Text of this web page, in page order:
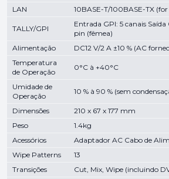
LAN 10BASE-T/100BASE-TX
TALLY/GPI
Entrada GPI: 5 canais Saída
pin (fêmea)
Alimentação
DC12 V/2 A ±10 % (AC
Temperatura
de Operação
0°C à +40°C
Umidade de
Operação
10 % à 90 % (sem
Dimensões
210 x 67 x 177 mm
Peso
1.4kg
Acessórios
Adaptador AC Cabo de
Wipe Patterns
13
Transições
Cut, Mix, Wipe (incluindo